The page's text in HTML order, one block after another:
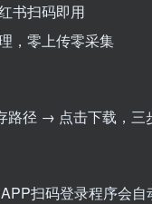
书扫码即用
，零上传零采集
径 → 点击下载，三
扫码登录程序会